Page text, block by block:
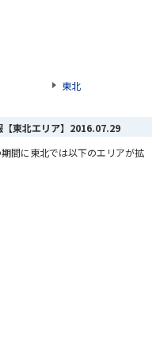
東北
東北エリア】 2016.07.29
間に東北では以下のエリアが拡